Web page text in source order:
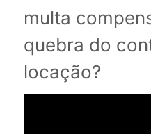
multa
quebra do
locação?